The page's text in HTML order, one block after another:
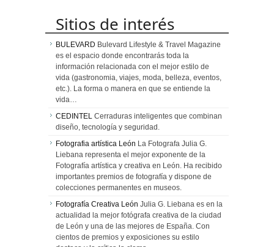
Sitios de interés
BULEVARD Bulevard Lifestyle & Travel Magazine
es el espacio donde encontrarás toda la
información relacionada con el mejor estilo de
vida (gastronomia, viajes, moda, belleza, eventos,
etc.). La forma o manera en que se entiende la
vida…
CEDINTEL Cerraduras inteligentes que combinan
diseño, tecnología y seguridad.
Fotografia artística León La Fotografa Julia G.
Liebana representa el mejor exponente de la
Fotografía artística y creativa en León. Ha recibido
importantes premios de fotografía y dispone de
colecciones permanentes en museos.
Fotografía Creativa León Julia G. Liebana es en la
actualidad la mejor fotógrafa creativa de la ciudad
de León y una de las mejores de España. Con
cientos de premios y exposiciones su estilo